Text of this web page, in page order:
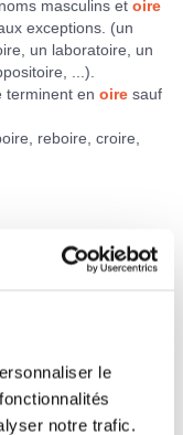
le
notre trafic.
masculins etoire
exceptions. (un
un laboratoire, un
...).
terminent enoire sauf
reboire, croire,